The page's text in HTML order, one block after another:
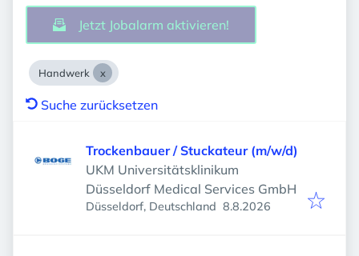
Jetzt Jobalarm aktivieren!
Handwerk
Suche zurücksetzen
Trockenbauer / Stuckateur (m/w/d)
UKM Universitätsklinikum
Düsseldorf Medical Services GmbH
Düsseldorf, Deutschland Veröffentlicht
8.8.2026